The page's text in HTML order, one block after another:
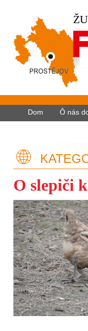
Dom Ô nás
O slepiči